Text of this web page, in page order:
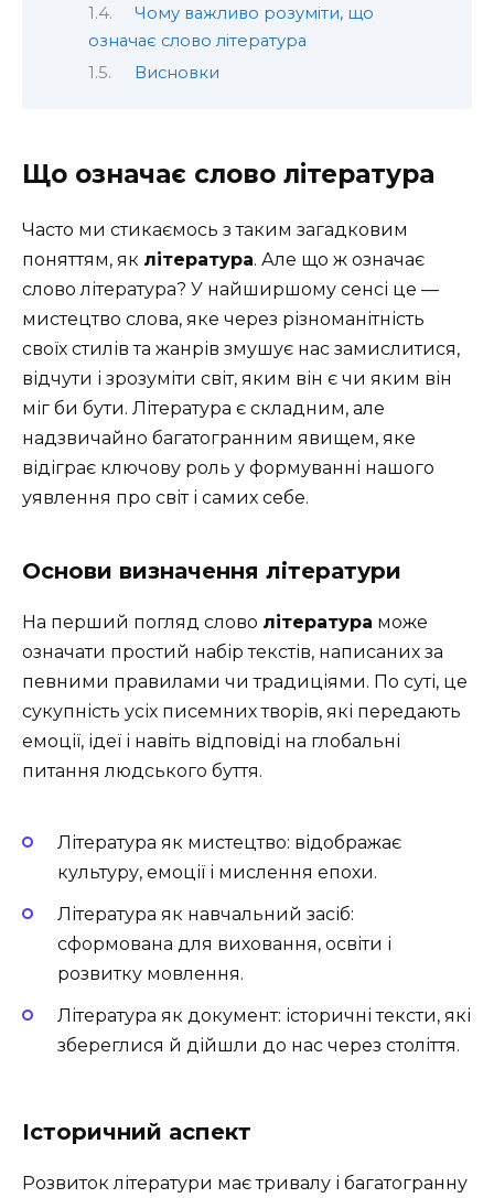
Чому важливо розуміти, що
означає слово література
Висновки
Що означає слово література
Часто ми стикаємось з таким загадковим
поняттям, як література. Але що ж означає
слово література? У найширшому сенсі це —
мистецтво слова, яке через різноманітність
своїх стилів та жанрів змушує нас замислитися,
відчути і зрозуміти світ, яким він є чи яким він
міг би бути. Література є складним, але
надзвичайно багатогранним явищем, яке
відіграє ключову роль у формуванні нашого
уявлення про світ і самих себе.
Основи визначення літератури
На перший погляд слово література може
означати простий набір текстів, написаних за
певними правилами чи традиціями. По суті, це
сукупність усіх писемних творів, які передають
емоції, ідеї і навіть відповіді на глобальні
питання людського буття.
Література як мистецтво: відображає
культуру, емоції і мислення епохи.
Література як навчальний засіб:
сформована для виховання, освіти і
розвитку мовлення.
Література як документ: історичні тексти, які
збереглися й дійшли до нас через століття.
Історичний аспект
Розвиток літератури має тривалу і багатогранну